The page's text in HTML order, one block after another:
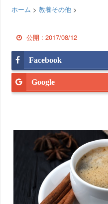
ホーム >教養その他 >
公開 :2017/08/12
Facebook
Google